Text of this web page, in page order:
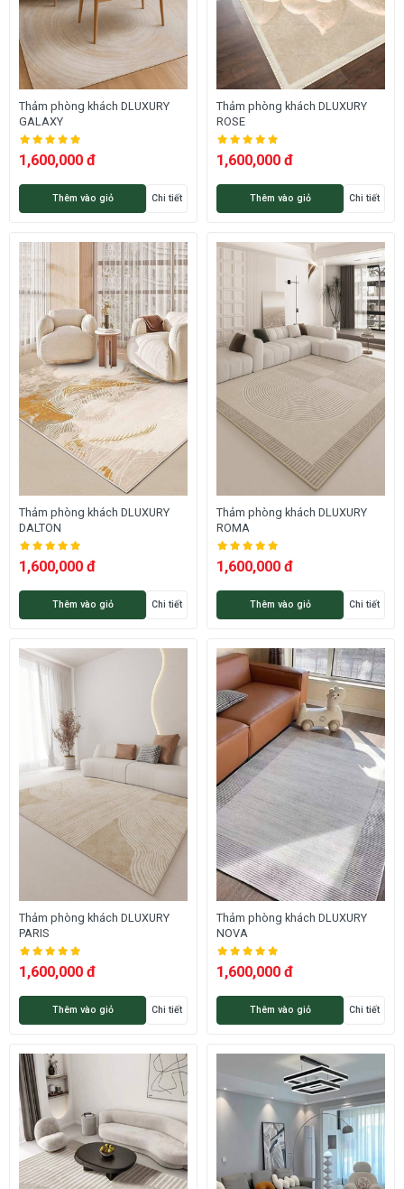
Thảm phòng khách DLUXURY
GALAXY
1,600,000 đ
Thêm vào giỏ Chi tiết
Thảm phòng khách DLUXURY
ROSE
1,600,000 đ
Thêm vào giỏ Chi tiết
Thảm phòng khách DLUXURY
DALTON
1,600,000 đ
Thêm vào giỏ Chi tiết
Thảm phòng khách DLUXURY
ROMA
1,600,000 đ
Thêm vào giỏ Chi tiết
Thảm phòng khách DLUXURY
PARIS
1,600,000 đ
Thêm vào giỏ Chi tiết
Thảm phòng khách DLUXURY
NOVA
1,600,000 đ
Thêm vào giỏ Chi tiết